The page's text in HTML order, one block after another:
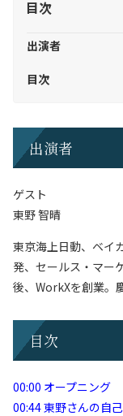
目次
出演者
目次
出演者
ゲスト
東野 智晴
東京海上日動、ベイ
発、セールス・マー
後、WorkXを創業。
目次
00:00 オープニング
00:44東野さんの自